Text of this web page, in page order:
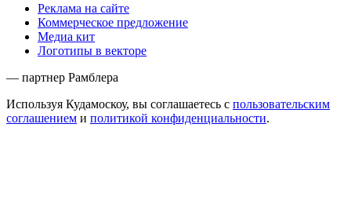
Реклама на сайте
Коммерческое предложение
Медиа кит
Логотипы в векторе
— партнер Рамблера
Используя Кудамоскоу, вы соглашаетесь с пользовательским
соглашением и политикой конфиденциальности.